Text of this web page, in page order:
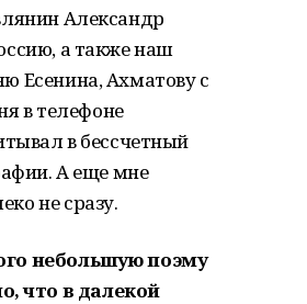
Александр
а также наш
Есенина, Ахматову с
в телефоне
в бессчетный
А еще мне
не сразу.
небольшую поэму
что в далекой